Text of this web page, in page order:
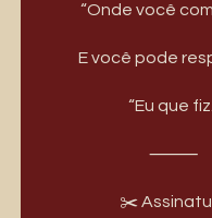
“Onde você
E você pode
“Eu que
⸻
✂️